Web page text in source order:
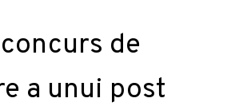
de
a unui post